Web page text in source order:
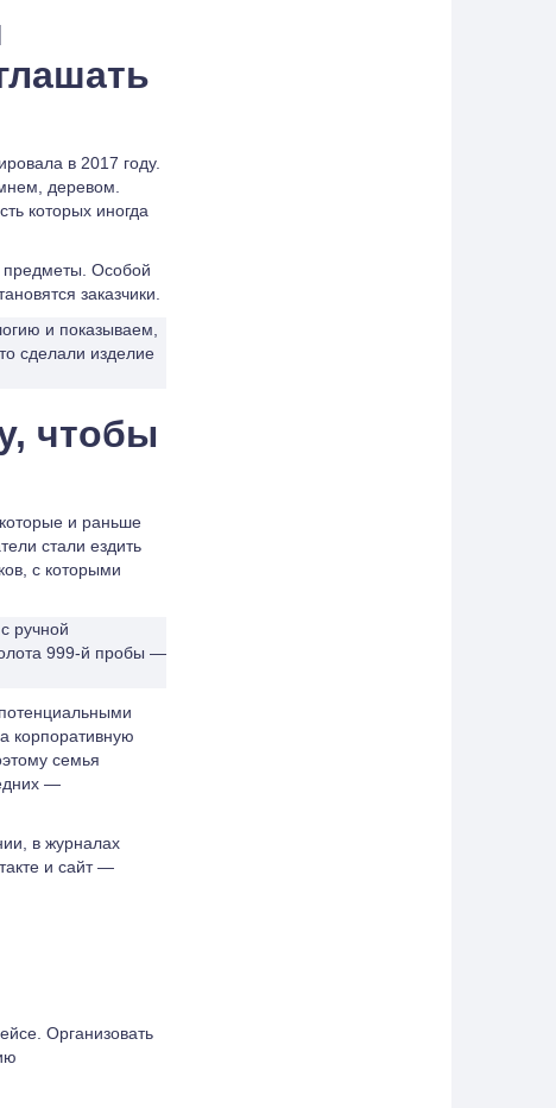
в 2017 году.
деревом.
которых иногда
предметы. Особой
заказчики.
и показываем,
сделали изделие
чтобы
и раньше
стали ездить
с которыми
ручной
999-й пробы —
корпоративную
семья
—
в журналах
и сайт —
Организовать